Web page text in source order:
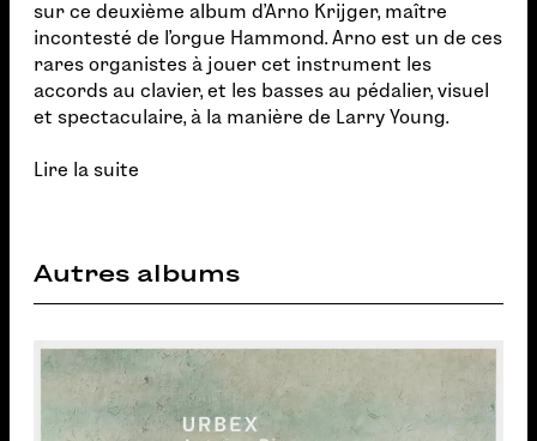
sur ce deuxième album d'Arno Krijger, maître
incontesté de l’orgue Hammond. Arno est un de ces
rares organistes à jouer cet instrument les
accords au clavier, et les basses au pédalier, visuel
et spectaculaire, à la manière de Larry Young.
Lire la suite
Autres albums